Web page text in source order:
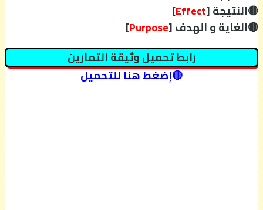
🔴النتيجة [Effect
]
🔴الغاية و الهدف [Purpose
]
رابط تحميل وثيقة التمارين
🔴إضغط هنا للتحميل